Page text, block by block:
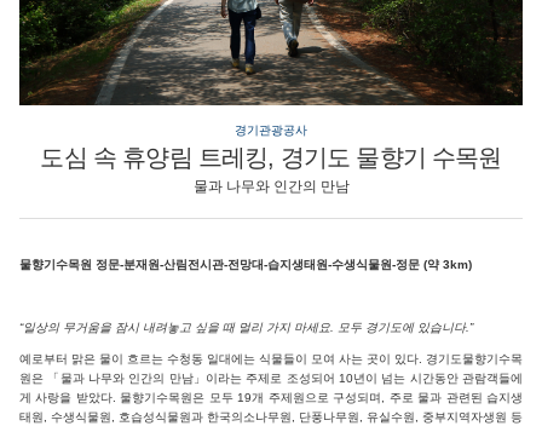
경기관광공사
도심 속 휴양림 트레킹, 경기도 물향기 수목원
물과 나무와 인간의 만남
물향기수목원 정문-분재원-산림전시관-전망대-습지생태원-수생식물원-정문 (약 3km)
“일상의 무거움을 잠시 내려놓고 싶을 때 멀리 가지 마세요. 모두 경기도에 있습니다.”
예로부터 맑은 물이 흐르는 수청동 일대에는 식물들이 모여 사는 곳이 있다. 경기도물향기수목
원은 「물과 나무와 인간의 만남」이라는 주제로 조성되어 10년이 넘는 시간동안 관람객들에
게 사랑을 받았다. 물향기수목원은 모두 19개 주제원으로 구성되며, 주로 물과 관련된 습지생
태원, 수생식물원, 호습성식물원과 한국의소나무원, 단풍나무원, 유실수원, 중부지역자생원 등